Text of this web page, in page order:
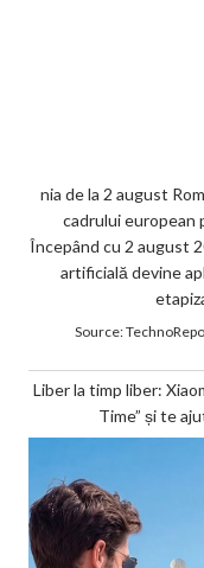
nia de la 2 august
cadrului european
Începând cu 2 august
artificială devine
Source:
Liber la timp liber:
Time” și te